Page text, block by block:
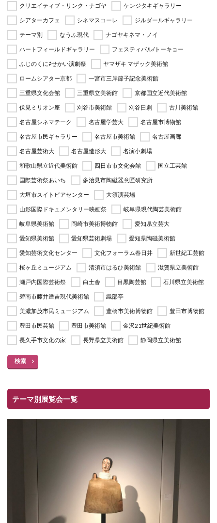
クリエイティブ・リンク・ナゴヤ
ケンジタキギャラリー
シアターカフェ
シネマスコーレ
ジルダールギャラリー
テーマ別
なうふ現代
ナゴヤキネマ・ノイ
ハートフィールドギャラリー
フェスティバル/トーキョー
ふじのくに⇄せかい演劇祭
ヤマザキ マザック美術館
ロームシアター京都
一宮市三岸節子記念美術館
三重県文化会館
三重県立美術館
京都国立近代美術館
伏見ミリオン座
刈谷市美術館 刈谷日劇
古川美術館
名古屋シネマテーク
名古屋学芸大
名古屋市博物館
名古屋市民ギャラリー
名古屋市美術館
名古屋画廊
名古屋芸術大
名古屋造形大
名演小劇場
和歌山県立近代美術館
四日市市文化会館
国立工芸館
国際芸術祭あいち
多治見市陶磁器意匠研究所
大垣市スイトピアセンター
大須演芸場
山形国際ドキュメンタリー映画祭
岐阜県現代陶芸美術館
岐阜県美術館
岡崎市美術博物館
愛知県立芸大
愛知県美術館
愛知県芸術劇場
愛知県陶磁美術館
愛知芸術文化センター
文化フォーラム春日井
新世紀工芸館
桜ヶ丘ミュージアム
清須市はるひ美術館
滋賀県立美術館
瀬戸内国際芸術祭
白土舎 目黒陶芸館
石川県立美術館
碧南市藤井達吉現代美術館
織部亭
美濃加茂市民ミュージアム
豊橋市美術博物館
豊田市博物館
豊田市民芸館
豊田市美術館
金沢21世紀美術館
長久手市文化の家
長野県立美術館 静岡県立美術館
検索
テーマ別展覧会一覧